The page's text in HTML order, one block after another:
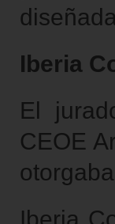
Iberia
El
CEOE